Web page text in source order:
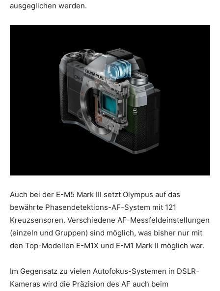
ausgeglichen werden.
Auch bei der E-M5 Mark III setzt Olympus auf das
bewährte Phasendetektions-AF-System mit 121
Kreuzsensoren. Verschiedene AF-Messfeldeinstellungen
(einzeln und Gruppen) sind möglich, was bisher nur mit
den Top-Modellen E-M1X und E-M1 Mark II möglich war.
Im Gegensatz zu vielen Autofokus-Systemen in DSLR-
Kameras wird die Präzision des AF auch beim